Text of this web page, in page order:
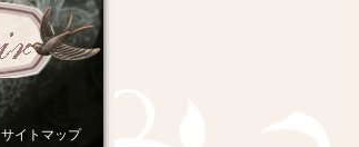
サイトマップ